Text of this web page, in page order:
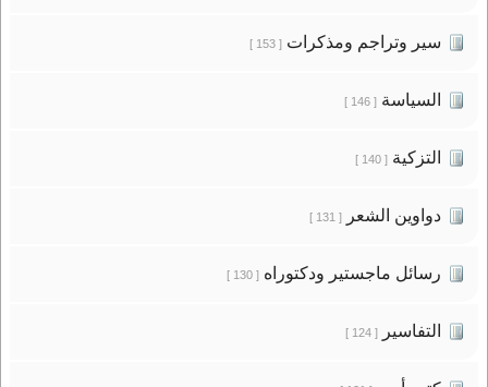
سير وتراجم ومذكرات[ 153 ]
السياسة[ 146 ]
التزكية[ 140 ]
دواوين الشعر[ 131 ]
رسائل ماجستير ودكتوراه[ 130 ]
التفاسير[ 124 ]